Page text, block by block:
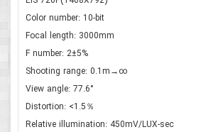
Color number: 10-bit
Focal length: 3000mm
F number: 2±5%
Shooting range: 0.1m→∞
View angle: 77.6°
Distortion: <1.5％
Relative illumination: 450mV/LUX-sec